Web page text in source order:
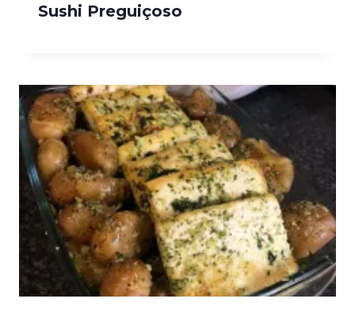
Sushi Preguiçoso